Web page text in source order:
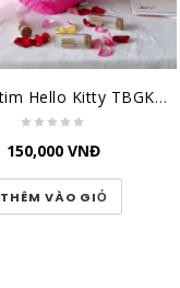
Gối trái tim Hello Kitty TBGKT1
150,000 VNĐ
THÊM VÀO GIỎ